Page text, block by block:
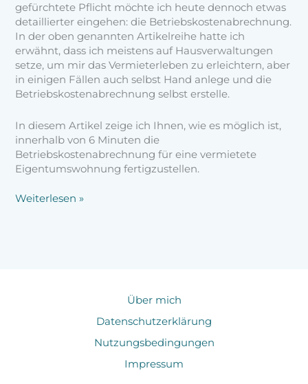
gefürchtete Pflicht möchte ich heute dennoch etwas
detaillierter eingehen: die Betriebskostenabrechnung.
In der oben genannten Artikelreihe hatte ich
erwähnt, dass ich meistens auf Hausverwaltungen
setze, um mir das Vermieterleben zu erleichtern, aber
in einigen Fällen auch selbst Hand anlege und die
Betriebskostenabrechnung selbst erstelle.
In diesem Artikel zeige ich Ihnen, wie es möglich ist,
innerhalb von 6 Minuten die
Betriebskostenabrechnung für eine vermietete
Eigentumswohnung fertigzustellen.
Weiterlesen »
Über mich
Datenschutzerklärung
Nutzungsbedingungen
Impressum